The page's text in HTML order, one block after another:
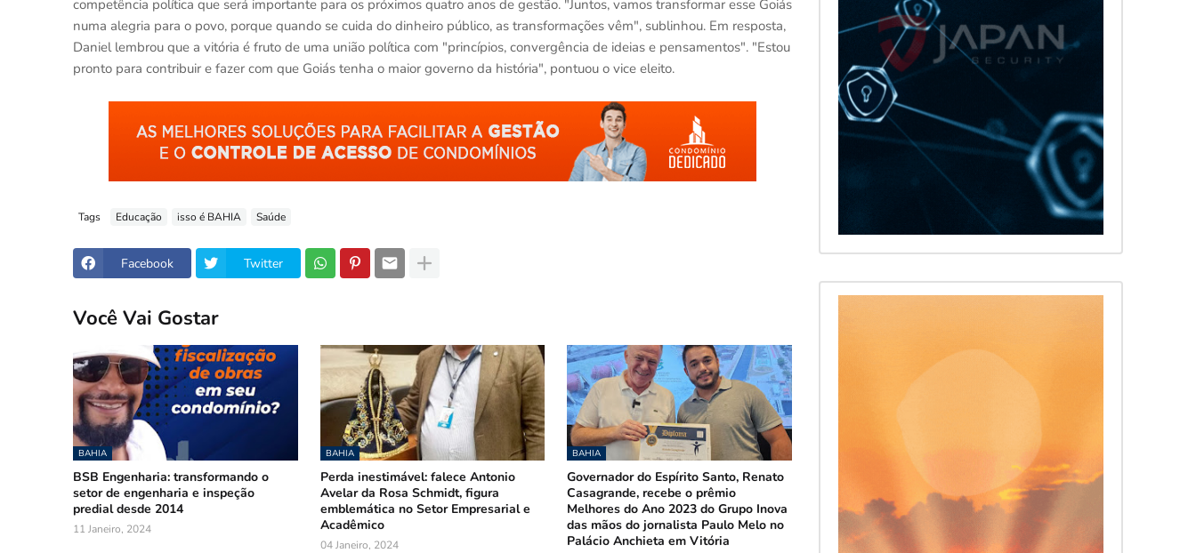
competência política que será importante para os próximos quatro anos de gestão. "Juntos, vamos transformar esse Goiás
numa alegria para o povo, porque quando se cuida do dinheiro público, as transformações vêm", sublinhou. Em resposta,
Daniel lembrou que a vitória é fruto de uma união política com "princípios, convergência de ideias e pensamentos". "Estou
pronto para contribuir e fazer com que Goiás tenha o maior governo da história", pontuou o vice eleito.
Tags Educação isso é BAHIA Saúde
Facebook Twitter
Você Vai Gostar
BAHIA
BSB Engenharia: transformando o
setor de engenharia e inspeção
predial desde 2014
11 Janeiro, 2024
BAHIA
Perda inestimável: falece Antonio
Avelar da Rosa Schmidt, figura
emblemática no Setor Empresarial e
Acadêmico
04 Janeiro, 2024
BAHIA
Governador do Espírito Santo, Renato
Casagrande, recebe o prêmio
Melhores do Ano 2023 do Grupo Inova
das mãos do jornalista Paulo Melo no
Palácio Anchieta em Vitória